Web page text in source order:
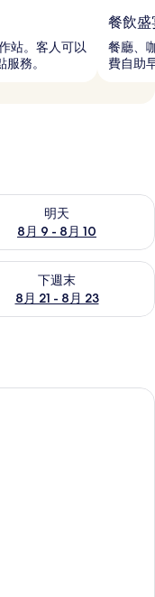
站。客人可以
務。
餐飲盛
餐廳、
費自助
明天
8月 9 - 8月 10
(8月 9 - 8月 10) 的供
下週末
8月 21 - 8月 23
末 (8月 21 - 8月 23)
房 | 高級寢具、書桌、筆電